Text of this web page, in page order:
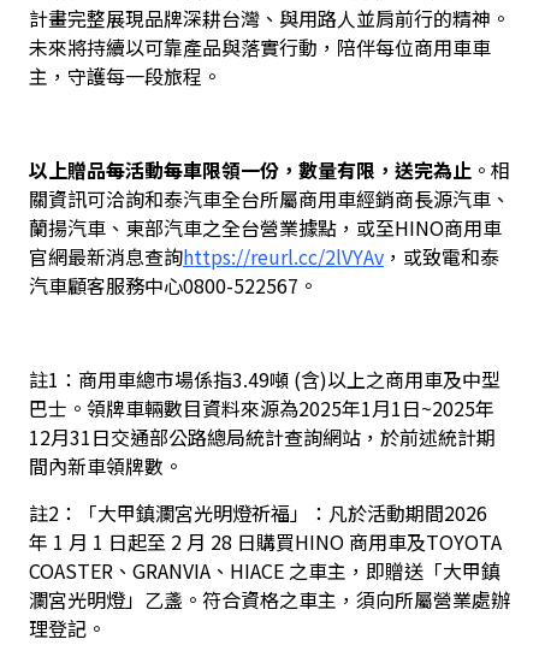
計畫完整展現品牌深耕台灣、與用路人並肩前行的精神。
未來將持續以可靠產品與落實行動，陪伴每位商用車車
主，守護每一段旅程。
以上贈品每活動每車限領一份，數量有限，送完為止 。相
關資訊可洽詢和泰汽車全台所屬商用車經銷商長源汽車、
蘭揚汽車、東部汽車之全台營業據點，或至HINO商用車
官網最新消息查詢https://reurl.cc/2lVYAv ，或致電和泰
汽車顧客服務中心0800-522567。
註1：商用車總市場係指3.49噸 (含)以上之商用車及中型
巴士。領牌車輛數目資料來源為2025年1月1日~2025年
12月31日交通部公路總局統計查詢網站，於前述統計期
間內新車領牌數。
註2：「大甲鎮瀾宮光明燈祈福」：凡於活動期間2026
年 1 月 1 日起至 2 月 28 日購買HINO 商用車及TOYOTA
COASTER、GRANVIA、HIACE 之車主，即贈送「大甲鎮
瀾宮光明燈」乙盞。符合資格之車主，須向所屬營業處辦
理登記。